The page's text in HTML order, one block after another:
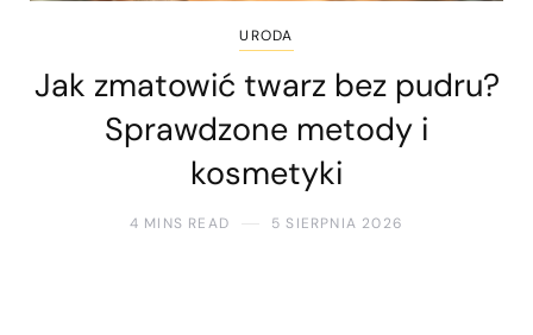
URODA
Jak zmatowić twarz bez pudru?
Sprawdzone metody i
kosmetyki
4 MINS READ 5 SIERPNIA 2026